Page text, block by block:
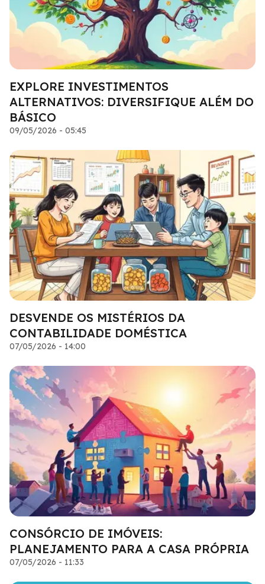
EXPLORE INVESTIMENTOS
ALTERNATIVOS: DIVERSIFIQUE ALÉM DO
BÁSICO
09/05/2026 - 05:45
DESVENDE OS MISTÉRIOS DA
CONTABILIDADE DOMÉSTICA
07/05/2026 - 14:00
CONSÓRCIO DE IMÓVEIS:
PLANEJAMENTO PARA A CASA PRÓPRIA
07/05/2026 - 11:33